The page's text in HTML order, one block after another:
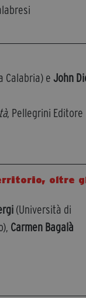
Calabria) eJohn
, Pellegrini Editore
oltre
(Università di
Carmen Bagalà